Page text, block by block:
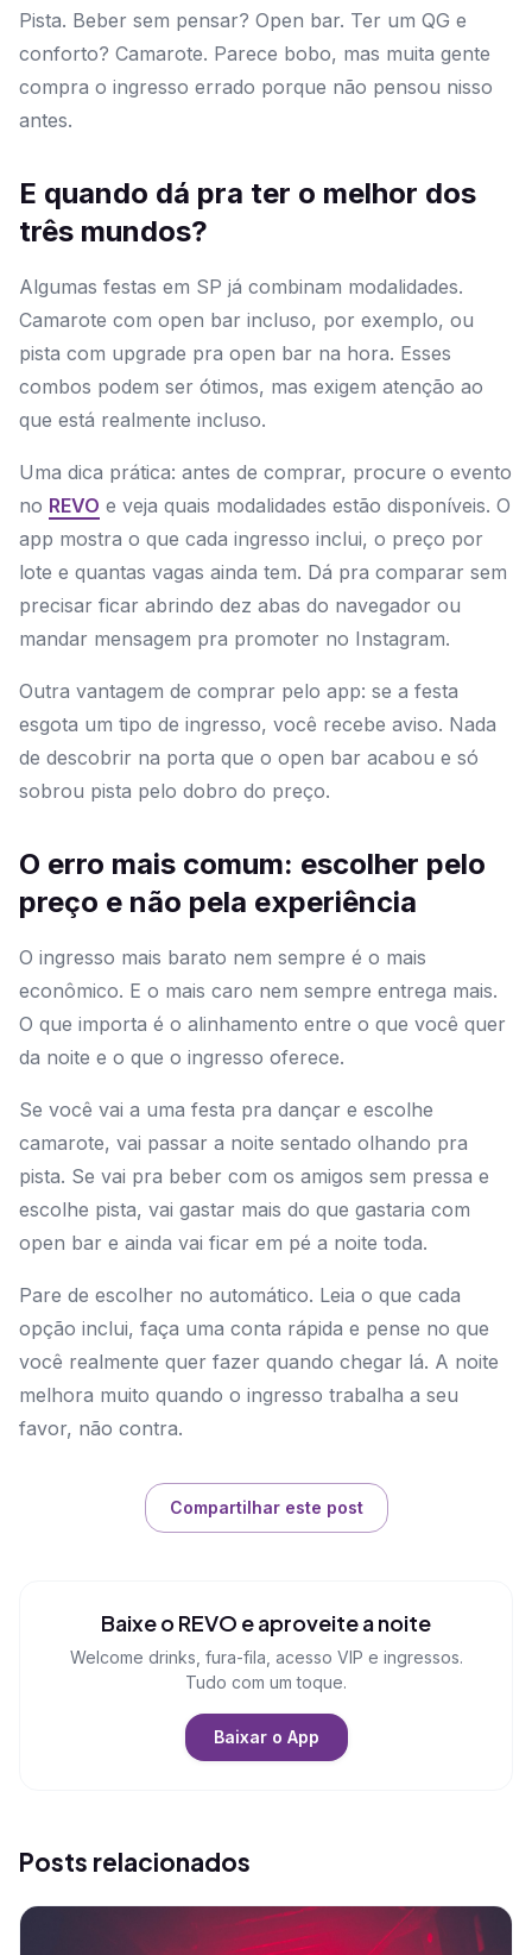
Pista. Beber sem pensar? Open bar. Ter um QG e
conforto? Camarote. Parece bobo, mas muita gente
compra o ingresso errado porque não pensou nisso
antes.
E quando dá pra ter o melhor dos
três mundos?
Algumas festas em SP já combinam modalidades.
Camarote com open bar incluso, por exemplo, ou
pista com upgrade pra open bar na hora. Esses
combos podem ser ótimos, mas exigem atenção ao
que está realmente incluso.
Uma dica prática: antes de comprar, procure o evento
no REVO e veja quais modalidades estão disponíveis. O
app mostra o que cada ingresso inclui, o preço por
lote e quantas vagas ainda tem. Dá pra comparar sem
precisar ficar abrindo dez abas do navegador ou
mandar mensagem pra promoter no Instagram.
Outra vantagem de comprar pelo app: se a festa
esgota um tipo de ingresso, você recebe aviso. Nada
de descobrir na porta que o open bar acabou e só
sobrou pista pelo dobro do preço.
O erro mais comum: escolher pelo
preço e não pela experiência
O ingresso mais barato nem sempre é o mais
econômico. E o mais caro nem sempre entrega mais.
O que importa é o alinhamento entre o que você quer
da noite e o que o ingresso oferece.
Se você vai a uma festa pra dançar e escolhe
camarote, vai passar a noite sentado olhando pra
pista. Se vai pra beber com os amigos sem pressa e
escolhe pista, vai gastar mais do que gastaria com
open bar e ainda vai ficar em pé a noite toda.
Pare de escolher no automático. Leia o que cada
opção inclui, faça uma conta rápida e pense no que
você realmente quer fazer quando chegar lá. A noite
melhora muito quando o ingresso trabalha a seu
favor, não contra.
Compartilhar este post
Baixe o REVO e aproveite a noite
Welcome drinks, fura-fila, acesso VIP e ingressos.
Tudo com um toque.
Baixar o App
Posts relacionados